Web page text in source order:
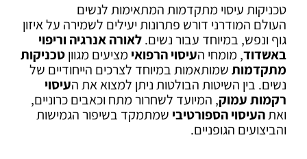
טכניקות עיסוי מתקדמות המתאימות לנשים
העולם המודרני דורש פתרונות יעילים לשמירה על איזון
גוף ונפש, במיוחד עבור נשים.לאורה אנרגיה וריפוי
באשדוד, מומחי העיסוי הרפואי מציעים מגווןטכניקות
מתקדמותשמותאמות במיוחד לצרכים הייחודיים של
נשים. בין השיטות הבולטות ניתן למצוא את העיסוי
רקמות עמוק, המיועד לשחרור מתח וכאבים כרוניים,
ואתהעיסוי הספורטיבי שמתמקד בשיפור הגמישות
והביצועים הגופניים.